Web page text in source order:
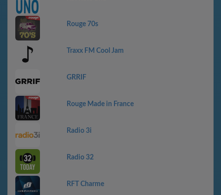
Rouge 70s
Traxx FM Cool Jam
GRRIF
Rouge Made in France
Radio 3i
Radio 32
RFT Charme